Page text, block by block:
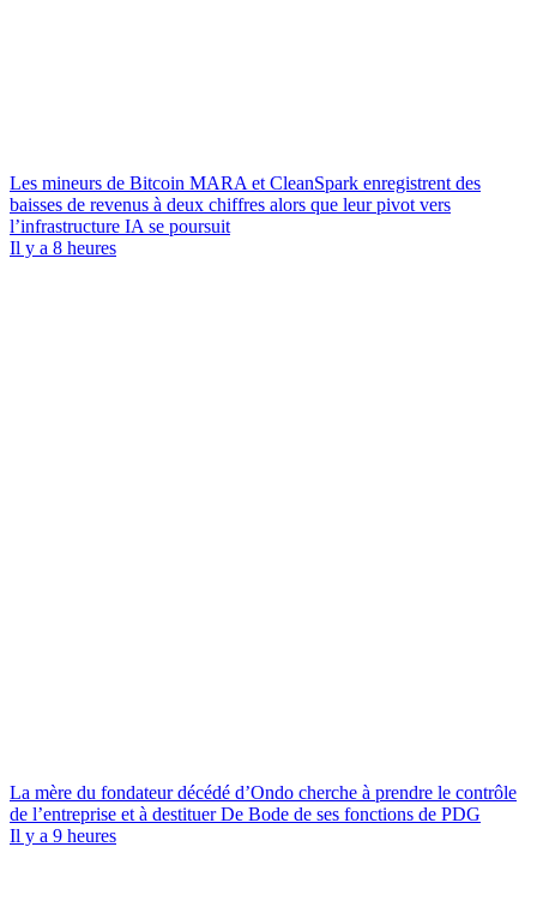
Les mineurs de Bitcoin MARA et CleanSpark enregistrent des
baisses de revenus à deux chiffres alors que leur pivot vers
l’infrastructure IA se poursuit
Il y a 8 heures
La mère du fondateur décédé d’Ondo cherche à prendre le contrôle
de l’entreprise et à destituer De Bode de ses fonctions de PDG
Il y a 9 heures